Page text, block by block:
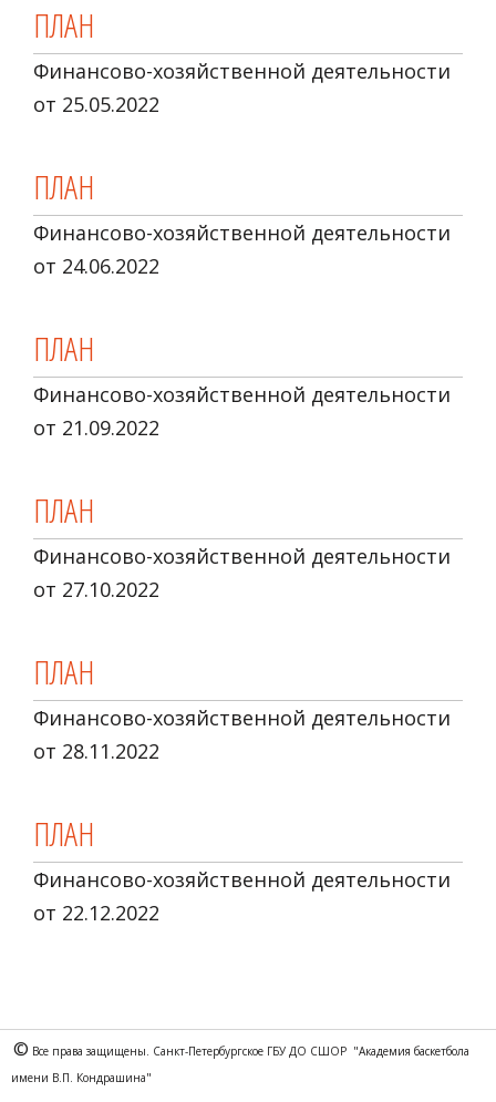
ПЛАН
Финансово-хозяйственной деятельности
от 25.05.2022
ПЛАН
Финансово-хозяйственной деятельности
от 24.06.2022
ПЛАН
Финансово-хозяйственной деятельности
от 21.09.2022
ПЛАН
Финансово-хозяйственной деятельности
от 27.10.2022
ПЛАН
Финансово-хозяйственной деятельности
от 28.11.2022
ПЛАН
Финансово-хозяйственной деятельности
от 22.12.2022
© Все права защищены. Санкт-Петербургское ГБУ ДО СШОР  "Академия баскетбола
имени В.П. Кондрашина"